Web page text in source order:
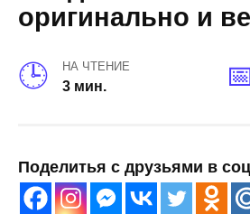
оригинально и
НА ЧТЕНИЕ
3 мин.
Поделитья с друзьями в